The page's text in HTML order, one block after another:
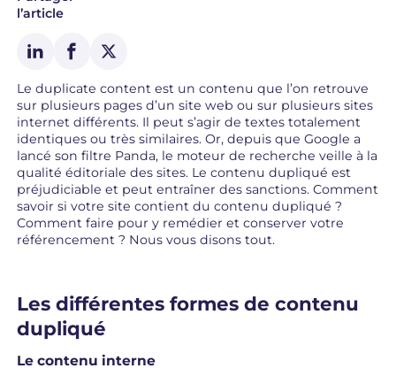
l’article
Le duplicate content est un contenu que l’on retrouve
sur plusieurs pages d’un site web ou sur plusieurs sites
internet différents. Il peut s’agir de textes totalement
identiques ou très similaires. Or, depuis que Google a
lancé son filtre Panda, le moteur de recherche veille à la
qualité éditoriale des sites. Le contenu dupliqué est
préjudiciable et peut entraîner des sanctions. Comment
savoir si votre site contient du contenu dupliqué ?
Comment faire pour y remédier et conserver votre
référencement ? Nous vous disons tout.
Les différentes formes de contenu
dupliqué
Le contenu interne